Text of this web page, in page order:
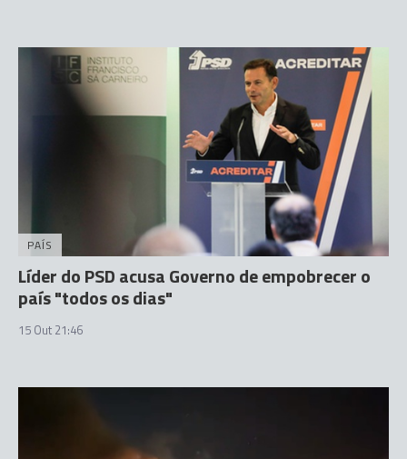
PAÍS
Líder do PSD acusa Governo de empobrecer o
país "todos os dias"
15 Out 21:46